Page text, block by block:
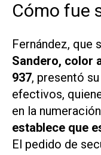
Cómo fue
Fernández, que
Sandero, color
937, presentó
efectivos,
en la
establece que
El pedido de